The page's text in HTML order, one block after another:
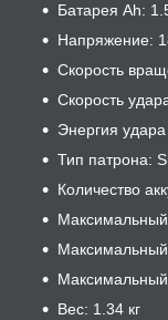
Батарея Ah:
Напряжение:
Скорость
Скорость
Энергия
Тип патрона:
Количество
Вес: 1.34 кг